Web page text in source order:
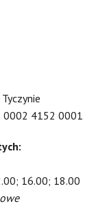
4152 0001
16.00; 18.00